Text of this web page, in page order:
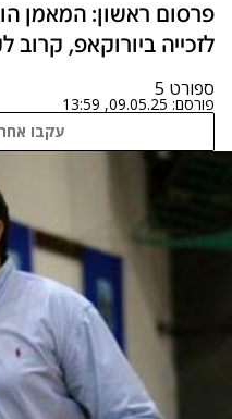
פרסום ראשון: המאמן
לזכייה ביורוקאפ, קרוב
ספורט 5
פורסם: 09.05.25, 13:59
עקבו